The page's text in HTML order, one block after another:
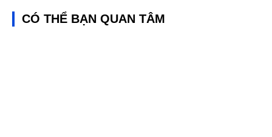
CÓ THỂ BẠN QUAN TÂM